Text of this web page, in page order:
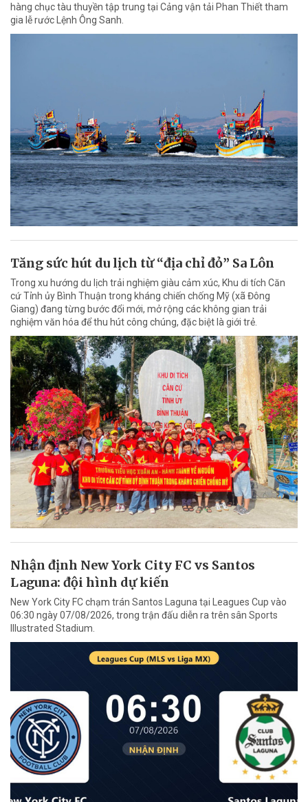
hàng chục tàu thuyền tập trung tại Cảng vận tải Phan Thiết tham
gia lễ rước Lệnh Ông Sanh.
Tăng sức hút du lịch từ “địa chỉ đỏ” Sa Lôn
Trong xu hướng du lịch trải nghiệm giàu cảm xúc, Khu di tích Căn
cứ Tỉnh ủy Bình Thuận trong kháng chiến chống Mỹ (xã Đông
Giang) đang từng bước đổi mới, mở rộng các không gian trải
nghiệm văn hóa để thu hút công chúng, đặc biệt là giới trẻ.
Nhận định New York City FC vs Santos
Laguna: đội hình dự kiến
New York City FC chạm trán Santos Laguna tại Leagues Cup vào
06:30 ngày 07/08/2026, trong trận đấu diễn ra trên sân Sports
Illustrated Stadium.